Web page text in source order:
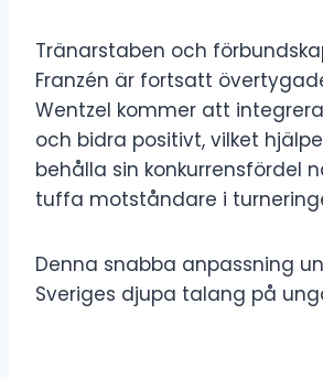
Tränarstaben och
Franzén är fortsatt
Wentzel kommer att
och bidra positivt, vilket
behålla sin konkurrensfördel
tuffa motståndare i
Denna snabba anpassning
Sveriges djupa talang på